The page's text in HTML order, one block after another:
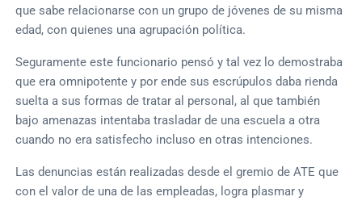
que sabe relacionarse con un grupo de jóvenes de su misma
edad, con quienes una agrupación política.
Seguramente este funcionario pensó y tal vez lo demostraba
que era omnipotente y por ende sus escrúpulos daba rienda
suelta a sus formas de tratar al personal, al que también
bajo amenazas intentaba trasladar de una escuela a otra
cuando no era satisfecho incluso en otras intenciones.
Las denuncias están realizadas desde el gremio de ATE que
con el valor de una de las empleadas, logra plasmar y